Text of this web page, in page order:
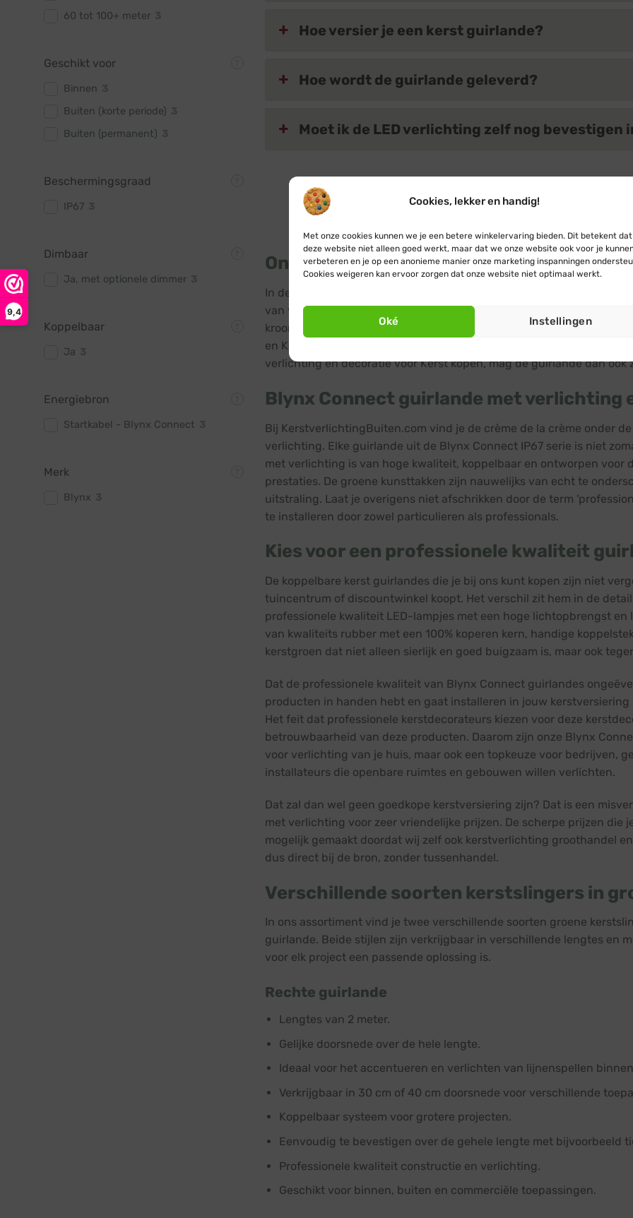
Cookies, lekker en handig!
Met onze cookies kunnen we je een betere winkelervaring bieden. Dit betekent dat
deze website niet alleen goed werkt, maar dat we onze website ook voor je
verbeteren en je op een anonieme manier onze marketing inspanningen
Cookies weigeren kan ervoor zorgen dat onze website niet optimaal werkt.
Oké Instellingen
9,4
60 tot 100+ meter
Geschikt voor
Binnen
Buiten (korte periode)
Buiten (permanent)
Beschermingsgraad
IP67
Dimbaar
Ja, met optionele dimmer
Koppelbaar
Ja
Energiebron
Startkabel - Blynx Connect
Merk
Blynx
Hoe versier je een kerst guirlande?
Hoe wordt de guirlande geleverd?
Moet ik de LED verlichting zelf nog bevestigen
Terug naar
Online guirlandes kopen
In de wereld van kerstverlichting symboliseert niets sfeer en warmte
van verlichting. Met hun combinatie van natuurgetrouw kerstgroen
kroonjuwelen onder de kerstversiering voor buiten en binnen. Niet
en Kerst overal terugziet, van winkelstraten en pleinen tot aan
verlichting en decoratie voor Kerst kopen, mag de guirlande dan
Blynx Connect guirlande met verlichting
Bij KerstverlichtingBuiten.com vind je de crème de la crème onder
verlichting. Elke guirlande uit de Blynx Connect IP67 serie is niet
met verlichting is van hoge kwaliteit, koppelbaar en ontworpen voor
prestaties. De groene kunsttakken zijn nauwelijks van echt te
uitstraling. Laat je overigens niet afschrikken door de term
te installeren door zowel particulieren als professionals.
Kies voor een professionele kwaliteit
De koppelbare kerst guirlandes die je bij ons kunt kopen zijn niet
tuincentrum of discountwinkel koopt. Het verschil zit hem in de
professionele kwaliteit LED-lampjes met een hoge lichtopbrengst
van kwaliteits rubber met een 100% koperen kern, handige
kerstgroen dat niet alleen sierlijk en goed buigzaam is, maar ook
Dat de professionele kwaliteit van Blynx Connect guirlandes
producten in handen hebt en gaat installeren in jouw
Het feit dat professionele kerstdecorateurs kiezen voor deze
betrouwbaarheid van deze producten. Daarom zijn onze Blynx
voor verlichting van je huis, maar ook een topkeuze voor bedrijven,
installateurs die openbare ruimtes en gebouwen willen verlichten.
Dat zal dan wel geen goedkope kerstversiering zijn? Dat is een
met verlichting voor zeer vriendelijke prijzen. De scherpe prijzen
mogelijk gemaakt doordat wij zelf ook kerstverlichting groothandel
dus direct bij de bron, zonder tussenhandel.
Verschillende soorten kerstslingers in
In ons assortiment vind je twee verschillende soorten groene
guirlande. Beide stijlen zijn verkrijgbaar in verschillende lengtes en
voor elk project een passende oplossing is.
Rechte guirlande
Lengtes van 2 meter.
Gelijke doorsnede over de hele lengte.
Ideaal voor het accentueren en verlichten van lijnenspellen
Verkrijgbaar in 30 cm of 40 cm doorsnede voor verschillende
Koppelbaar systeem voor grotere projecten.
Eenvoudig te bevestigen over de gehele lengte met bijvoorbeeld
Professionele kwaliteit constructie en verlichting.
Geschikt voor binnen, buiten en commerciële toepassingen.